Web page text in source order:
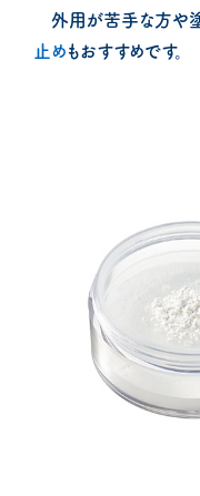
外用が苦手な方や
止めもおすすめです。